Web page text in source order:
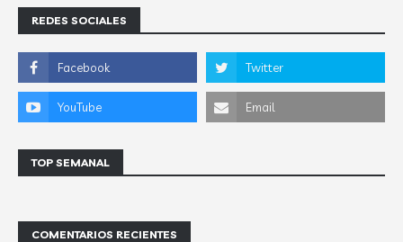
REDES SOCIALES
TOP SEMANAL
COMENTARIOS RECIENTES